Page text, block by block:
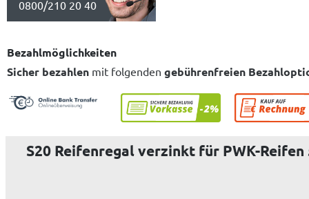
0800/210 20 40
Bezahlmöglichkeiten
Sicher bezahlen mit folgenden gebührenfreien
S20 Reifenregal verzinkt für PWK-Reifen